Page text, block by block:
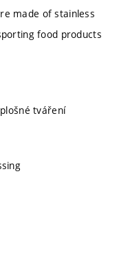
made of stainless
food products
tváření